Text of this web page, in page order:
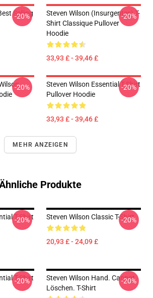
Selling
-20%
Steven Wilson (insurgentes) T-
Shirt Classique Pullover
Hoodie
33,93 £ - 39,46 £
-20%
-20%
Steven Wilson Essential T-Shirt
Pullover Hoodie
33,93 £ - 39,46 £
-20%
MEHR ANZEIGEN
Produkte
T-Shirt
-20% Steven Wilson Classic T-Shirt
20,93 £ - 24,09 £
-20%
T-Shirt
-20%
Steven Wilson Hand. Cannot.
Löschen. T-Shirt
-20%